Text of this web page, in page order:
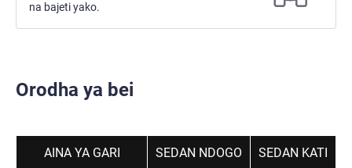
na bajeti yako.
Orodha ya bei
AINA YA GARI SEDAN NDOGO SEDAN KATI